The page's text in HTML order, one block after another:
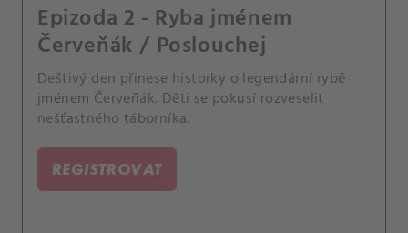
Epizoda 2 - Ryba jménem
Červeňák / Poslouchej
Deštivý den přinese historky o legendární rybě
jménem Červeňák. Děti se pokusí rozveselit
nešťastného táborníka.
REGISTROVAT